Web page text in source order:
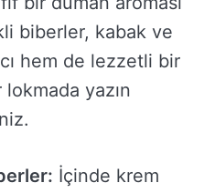
biberler, kabak ve
hem de lezzetli bir
yazın
İçinde krem